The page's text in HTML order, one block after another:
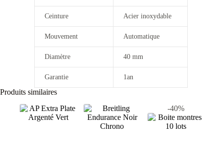
Ceinture Acier inoxydable
Mouvement Automatique
Diamètre 40 mm
Garantie 1an
Produits similaires
-40%